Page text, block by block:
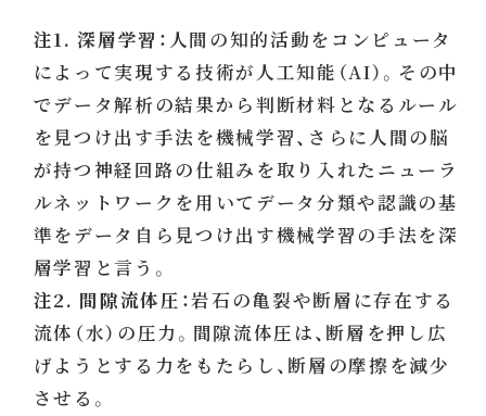
注1. 深層学習： 人間の知的活動をコンピュータ
によって実現する技術が人工知能（AI）。その中
でデータ解析の結果から判断材料となるルール
を見つけ出す手法を機械学習、さらに人間の脳
が持つ神経回路の仕組みを取り入れたニューラ
ルネットワークを用いてデータ分類や認識の基
準をデータ自ら見つけ出す機械学習の手法を深
層学習と言う。
注2. 間隙流体圧：岩石の亀裂や断層に存在する
流体（水）の圧力。間隙流体圧は、断層を押し広
げようとする力をもたらし、断層の摩擦を減少
させる。